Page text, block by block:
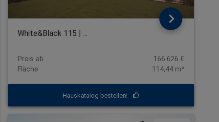
White&Black 115 | ...
Preis ab
166.626 €
Fläche
114,44 m²
Hauskatalog bestellen!